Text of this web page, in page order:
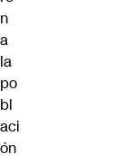
n
a
la
po
bl
aci
ón